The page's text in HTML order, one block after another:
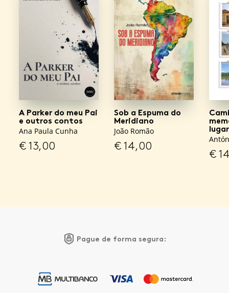
A Parker do meu Pai
e outros contos
Ana Paula Cunha
€13,00
Sob a Espuma do
Meridiano
João Romão
€14,00
€
Pague de forma segura: